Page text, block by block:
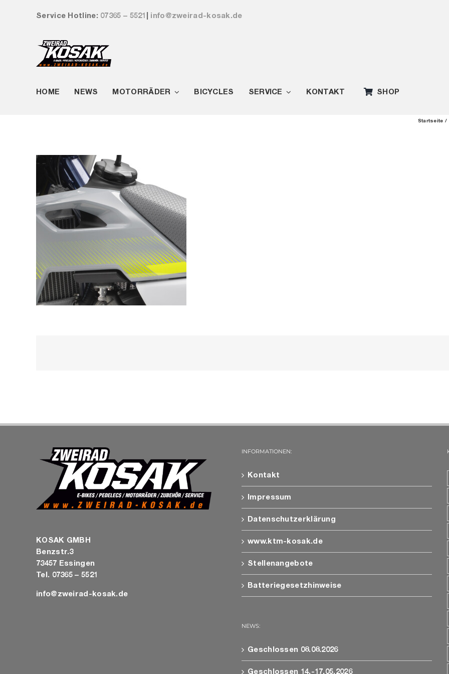
Service Hotline: 07365 – 5521 info@zweirad-kosak.de
HOME NEWS MOTORRÄDER BICYCLES SERVICE KONTAKT SHOP
Startseite
KOSAK GMBH
Benzstr.3
73457 Essingen
Tel. 07365 – 5521
info@zweirad-kosak.de
INFORMATIONEN:
Kontakt
Impressum
Datenschutzerklärung
www.ktm-kosak.de
Stellenangebote
Batteriegesetzhinweise
NEWS:
Geschlossen 08.08.2026
Geschlossen 14.-17.05.2026